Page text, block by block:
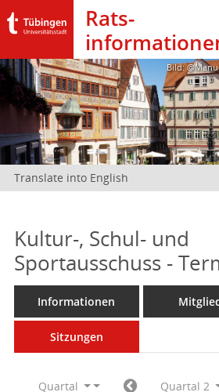
Rats­
Bild:
Translate into English
Kultur-, Schul- und
Sportausschuss -
Informationen
Sitzungen
Quartal
Quartal 2